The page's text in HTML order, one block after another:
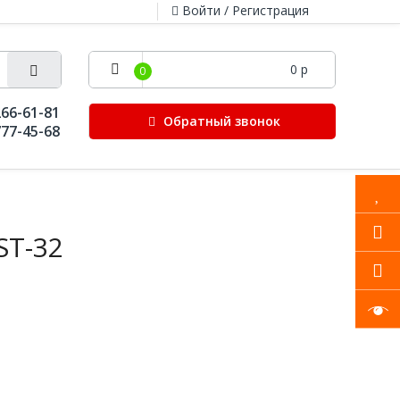
Войти / Регистрация
0 0 р
61-81
45-68
Обратный звонок
32